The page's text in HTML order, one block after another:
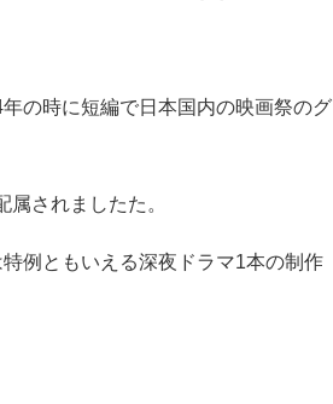
の時に短編で日本国内の映画祭のグ
されましたた。
例ともいえる深夜ドラマ1本の制作